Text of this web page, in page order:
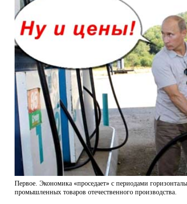
Первое. Экономика «проседает» с периодами
промышленных товаров отечественного производства.